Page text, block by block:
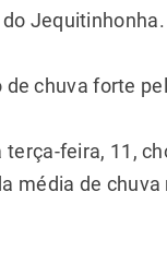
Jequitinhonha.
de chuva forte
terça-feira, 11,
média de